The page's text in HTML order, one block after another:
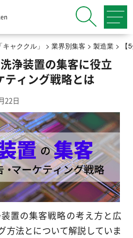
ャククル」 > 業界別集客 > 製造業>
浄装置の集客に役立
ティング戦略とは
22日
置の集客戦略の考え方と広
方法とについて解説していま